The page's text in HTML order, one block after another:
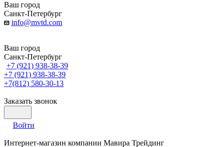
Ваш город
Санкт-Петербург
info@mvtd.com
Ваш город
Санкт-Петербург
+7 (921) 938-38-39
+7 (921) 938-38-39
+7(812) 580-30-13
Заказать звонок
Войти
Интернет-магазин компании Мавира Трейдинг